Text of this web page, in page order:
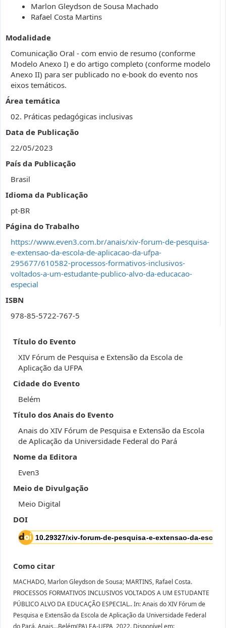
Marlon Gleydson de Sousa Machado
Rafael Costa Martins
Modalidade
Comunicação Oral - com envio de resumo (conforme
Modelo Anexo I) e do artigo completo (conforme modelo
Anexo II) para ser publicado no e-book do evento nos
eixos temáticos.
Área temática
02. Práticas pedagógicas inclusivas
Data de Publicação
22/05/2023
País da Publicação
Brasil
Idioma da Publicação
pt-BR
Página do Trabalho
https://www.even3.com.br/anais/xiv-forum-de-pesquisa-
e-extensao-da-escola-de-aplicacao-da-ufpa-
295677/610582-processos-formativos-inclusivos-
voltados-a-um-estudante-publico-alvo-da-educacao-
especial
ISBN
978-85-5722-767-5
Título do Evento
XIV Fórum de Pesquisa e Extensão da Escola de
Aplicação da UFPA
Cidade do Evento
Belém
Título dos Anais do Evento
Anais do XIV Fórum de Pesquisa e Extensão da Escola
de Aplicação da Universidade Federal do Pará
Nome da Editora
Even3
Meio de Divulgação
Meio Digital
DOI
Como citar
MACHADO, Marlon Gleydson de Sousa; MARTINS, Rafael Costa.
PROCESSOS FORMATIVOS INCLUSIVOS VOLTADOS A UM ESTUDANTE
PÚBLICO ALVO DA EDUCAÇÃO ESPECIAL.. In: Anais do XIV Fórum de
Pesquisa e Extensão da Escola de Aplicação da Universidade Federal
do Pará. Anais...Belém(PA) EA-UFPA, 2022. Disponível em: